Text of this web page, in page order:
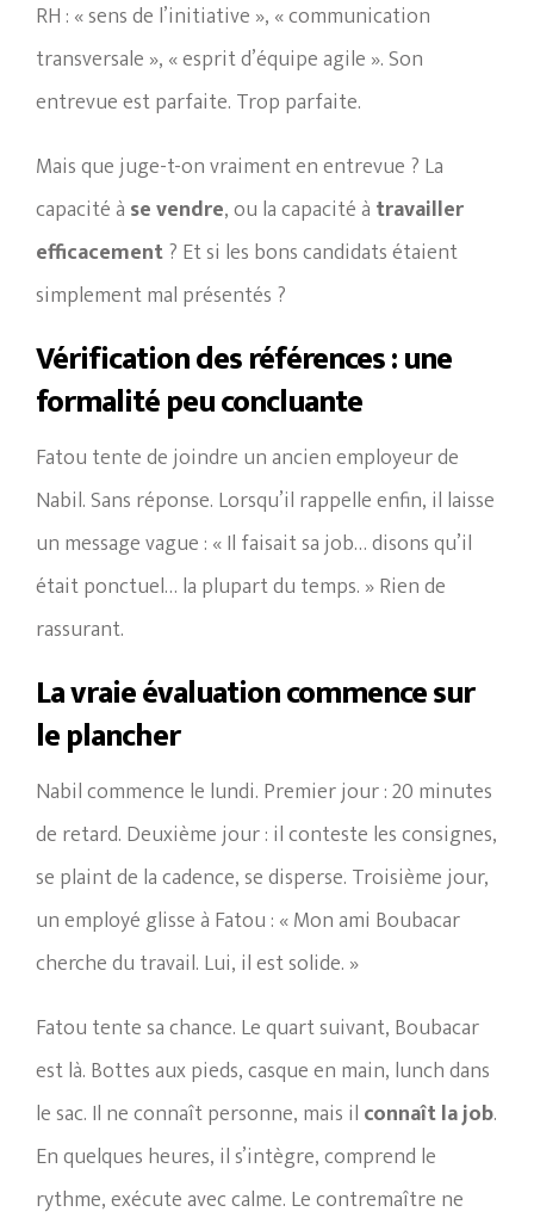
RH : « sens de l’initiative », « communication
transversale », « esprit d’équipe agile ». Son
entrevue est parfaite. Trop parfaite.
Mais que juge-t-on vraiment en entrevue ? La
capacité à se vendre, ou la capacité à travailler
efficacement? Et si les bons candidats étaient
simplement mal présentés ?
Vérification des références : une
formalité peu concluante
Fatou tente de joindre un ancien employeur de
Nabil. Sans réponse. Lorsqu’il rappelle enfin, il laisse
un message vague : « Il faisait sa job… disons qu’il
était ponctuel… la plupart du temps. » Rien de
rassurant.
La vraie évaluation commence sur
le plancher
Nabil commence le lundi. Premier jour : 20 minutes
de retard. Deuxième jour : il conteste les consignes,
se plaint de la cadence, se disperse. Troisième jour,
un employé glisse à Fatou : « Mon ami Boubacar
cherche du travail. Lui, il est solide. »
Fatou tente sa chance. Le quart suivant, Boubacar
est là. Bottes aux pieds, casque en main, lunch dans
le sac. Il ne connaît personne, mais il connaît la job.
En quelques heures, il s’intègre, comprend le
rythme, exécute avec calme. Le contremaître ne